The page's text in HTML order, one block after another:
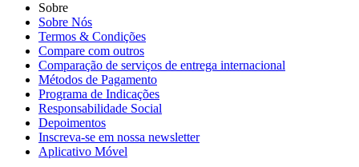
Sobre
Sobre Nós
Termos & Condições
Compare com outros
Comparação de serviços de entrega internacional
Métodos de Pagamento
Programa de Indicações
Responsabilidade Social
Depoimentos
Inscreva-se em nossa newsletter
Aplicativo Móvel